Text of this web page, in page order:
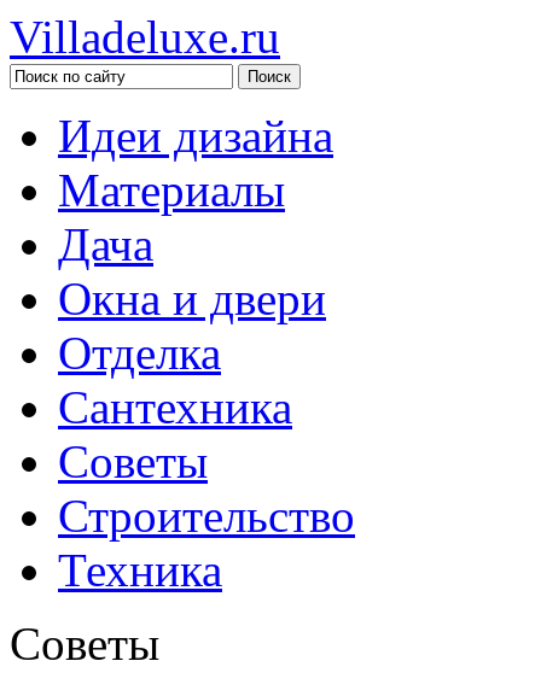
Villadeluxe.ru
Идеи дизайна
Материалы
Дача
Окна и двери
Отделка
Сантехника
Советы
Строительство
Техника
Советы